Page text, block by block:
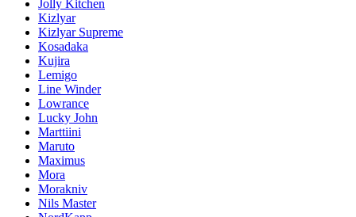
Jolly Kitchen
Kizlyar
Kizlyar Supreme
Kosadaka
Kujira
Lemigo
Line Winder
Lowrance
Lucky John
Marttiini
Maruto
Maximus
Mora
Morakniv
Nils Master